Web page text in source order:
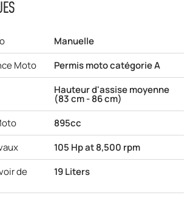
Manuelle
Moto
Permis moto catégorie A
Hauteur d'assise moyenne
(83 cm - 86 cm)
895cc
105 Hp at 8,500 rpm
de
19 Liters